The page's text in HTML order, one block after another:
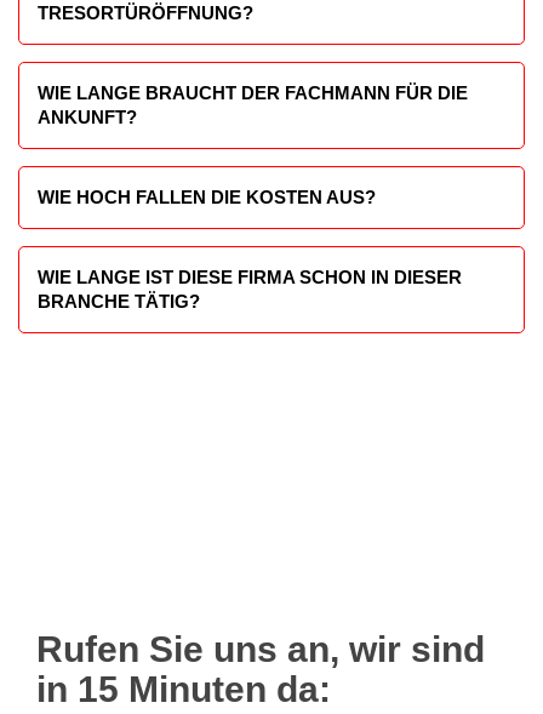
TRESORTÜRÖFFNUNG?
WIE LANGE BRAUCHT DER FACHMANN FÜR DIE
ANKUNFT?
WIE HOCH FALLEN DIE KOSTEN AUS?
Lösung von Nöten ist.
WIE LANGE IST DIESE FIRMA SCHON IN DIESER
BRANCHE TÄTIG?
Rufen Sie uns an, wir sind
in 15 Minuten da: